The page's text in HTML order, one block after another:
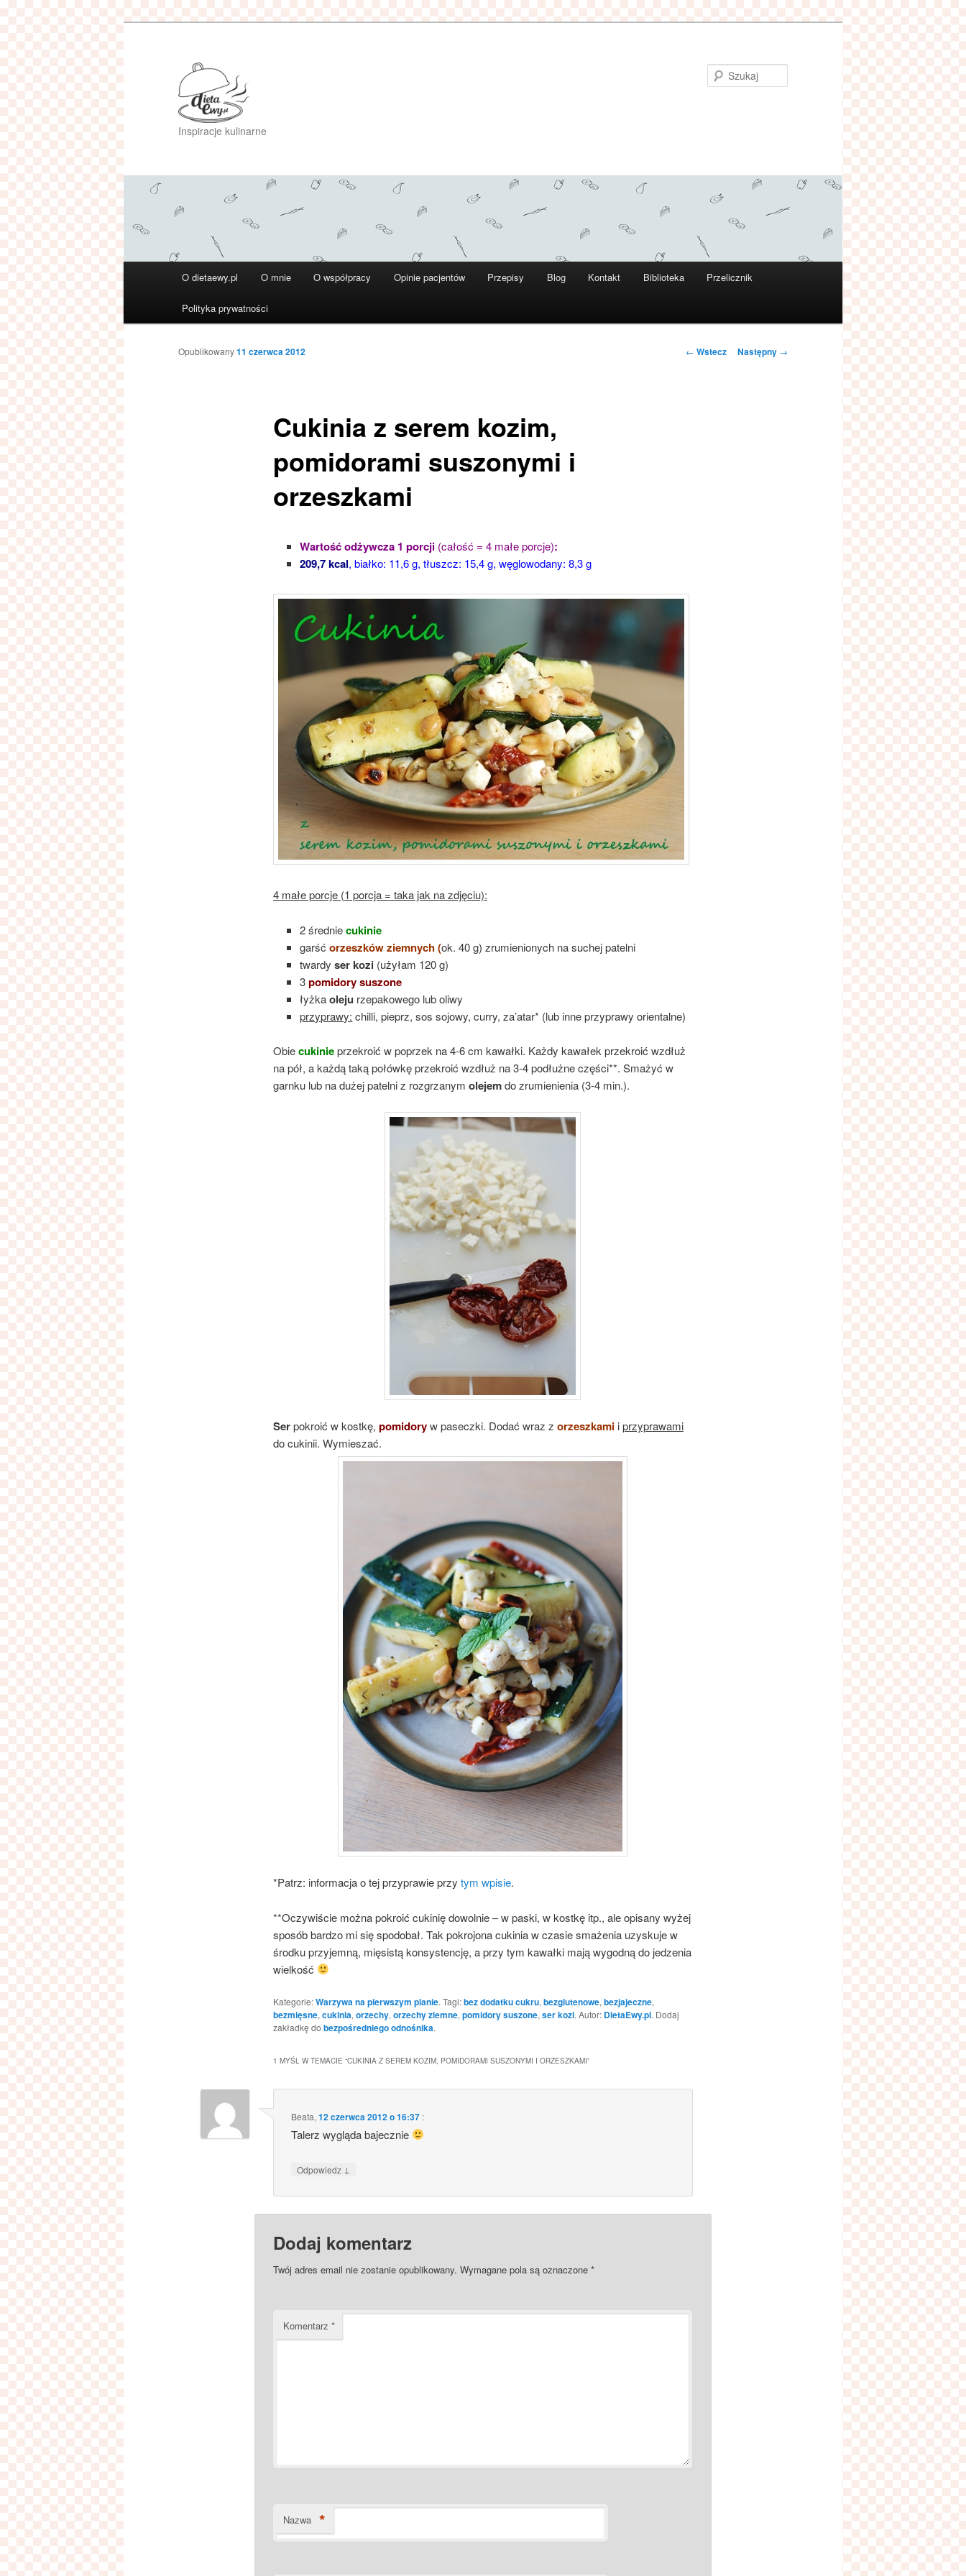
Przeskocz
do
tekstu
Inspiracje kulinarne
O dietaewy.pl O mnie O współpracy Opinie pacjentów Przepisy Blog Kontakt Biblioteka Przelicznik
Polityka prywatności
Zobacz
← Wstecz Następny →
Cukinia z serem kozim,
pomidorami suszonymi i
orzeszkami
Opublikowany11 czerwca 2012
Wartość odżywcza 1 porcji (całość = 4 małe porcje):
209,7 kcal, białko: 11,6 g, tłuszcz: 15,4 g, węglowodany: 8,3 g
4 małe porcje (1 porcja = taka jak na zdjęciu):
2 średniecukinie
garśćorzeszków ziemnych (ok. 40 g) zrumienionych na suchej patelni
twardyser kozi (użyłam 120 g)
3pomidory suszone
łyżkaoleju rzepakowego lub oliwy
przyprawy: chilli, pieprz, sos sojowy, curry, za’atar* (lub inne przyprawy orientalne)
Obiecukinieprzekroić w poprzek na 4-6 cm kawałki. Każdy kawałek przekroić wzdłuż
na pół, a każdą taką połówkę przekroić wzdłuż na 3-4 podłużne części**. Smażyć w
garnku lub na dużej patelni z rozgrzanym olejemdo zrumienienia (3-4 min.).
Serpokroić w kostkę, pomidoryw paseczki. Dodać wraz z orzeszkamiiprzyprawami
do cukinii. Wymieszać.
*Patrz: informacja o tej przyprawie przy tym wpisie.
**Oczywiście można pokroić cukinię dowolnie – w paski, w kostkę itp., ale opisany wyżej
sposób bardzo mi się spodobał. Tak pokrojona cukinia w czasie smażenia uzyskuje w
środku przyjemną, mięsistą konsystencję, a przy tym kawałki mają wygodną do jedzenia
wielkość
Kategorie:Warzywa na pierwszym planie. Tagi:bez dodatku cukru, bezglutenowe, bezjajeczne,
bezmięsne, cukinia, orzechy, orzechy ziemne, pomidory suszone, ser kozi. Autor: DietaEwy.pl. Dodaj
zakładkę do bezpośredniego odnośnika.
1 MYŚL W TEMACIE “CUKINIA Z SEREM KOZIM, POMIDORAMI SUSZONYMI I ORZESZKAMI”
Beata,12 czerwca 2012 o 16:37 :
Talerz wygląda bajecznie
Odpowiedz ↓
Dodaj komentarz
Twój adres email nie zostanie opublikowany. Wymagane pola są oznaczone *
Komentarz *
Nazwa *